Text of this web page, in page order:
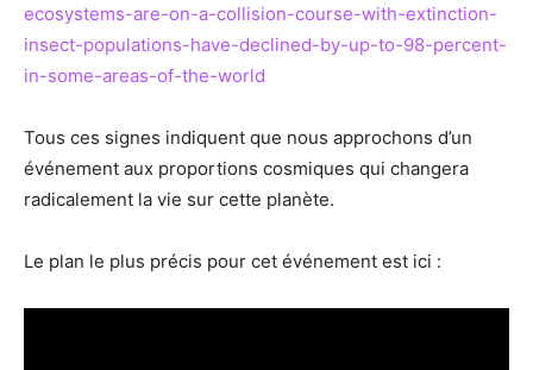
ecosystems-are-on-a-collision-course-with-extinction-
insect-populations-have-declined-by-up-to-98-percent-
in-some-areas-of-the-world
Tous ces signes indiquent que nous approchons d’un
événement aux proportions cosmiques qui changera
radicalement la vie sur cette planète.
Le plan le plus précis pour cet événement est ici :